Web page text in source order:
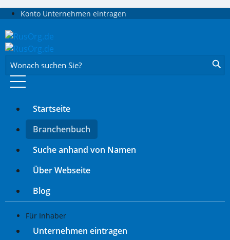
Konto Unternehmen eintragen
Wonach suchen Sie?
Startseite
Branchenbuch
Suche anhand von Namen
Über Webseite
Blog
Für Inhaber
Unternehmen eintragen